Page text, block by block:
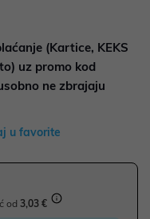
(Kartice, KEKS
uz promo kod
ne zbrajaju
u favorite
od 3,03 €